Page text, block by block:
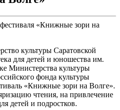
культуры Саратовской
для детей и юношества им.
Министерства культуры
фонда культуры
«Книжные зори на Волге».
чтения, на привлечение
детей и подростков.